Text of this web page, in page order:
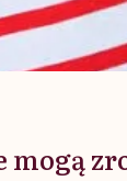
mogą